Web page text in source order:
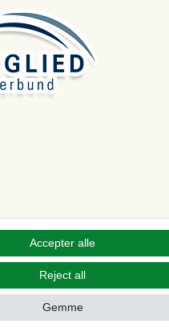
Kontakt
Accepter alle
Reject all
Gemme